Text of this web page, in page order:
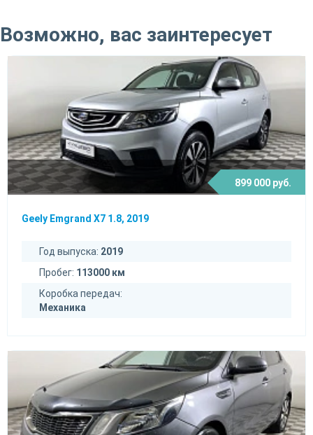
Возможно, вас заинтересует
899 000 руб.
Geely Emgrand X7 1.8, 2019
Год выпуска: 2019
Пробег: 113000 км
Коробка передач:
Механика